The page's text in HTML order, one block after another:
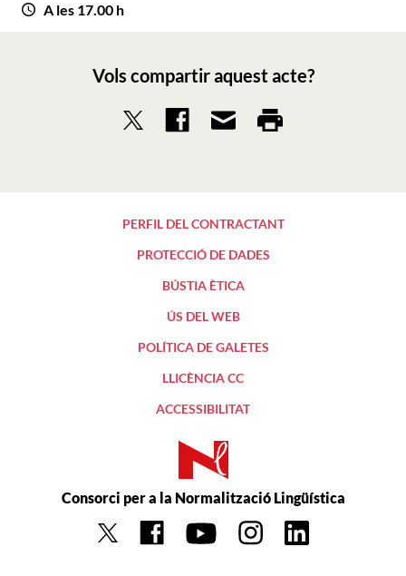
A les 17.00 h
Vols compartir aquest acte?
PERFIL DEL CONTRACTANT
PROTECCIÓ DE DADES
BÚSTIA ÈTICA
ÚS DEL WEB
POLÍTICA DE GALETES
LLICÈNCIA CC
ACCESSIBILITAT
Consorci per a la Normalització Lingüística